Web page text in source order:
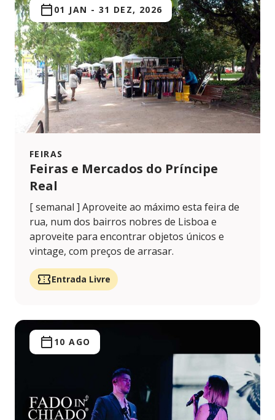
FEIRAS
Feiras e Mercados do Príncipe
Real
01 JAN - 31 DEZ, 2026
[ semanal ] Aproveite ao máximo esta feira de
rua, num dos bairros nobres de Lisboa e
aproveite para encontrar objetos únicos e
vintage, com preços de arrasar.
Entrada Livre
10 AGO